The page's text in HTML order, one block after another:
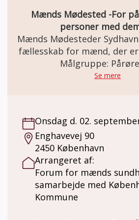
Mænds Mødested -For
personer med
Mænds Mødesteder
fællesskab for mænd, der
en person med demens. Det
er et uforpligtende frirum,
alt fra foredrag og udflugter
kortspil eller blot en snak
Rammerne er fleksible, og
selv, der former indholdet.
sikkert: Der er altid kaffe på
til nye deltagere. Mænds Mødesteder
Sydhavn for pårørende
Målgruppe:
Se mere
Onsdag d. 02.
Enghavevej 90
2450 København
Arrangeret af:
Forum for mænds
samarbejde med
Kommune